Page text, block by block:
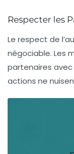
Respecter les
Le respect de
négociable. Les
partenaires
actions ne